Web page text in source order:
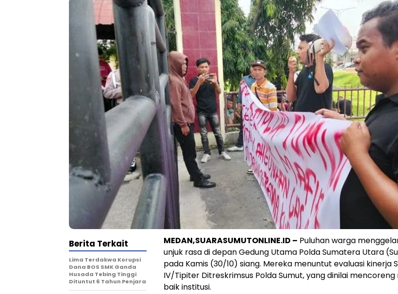
MEDAN,SUARASUMUTONLINE.ID – Puluhan warga
unjuk rasa di depan Gedung Utama Polda Sumatera Utara
pada Kamis (30/10) siang. Mereka menuntut evaluasi kinerja
IV/Tipiter Ditreskrimsus Polda Sumut, yang dinilai
baik institusi.
Berita Terkait
Lima Terdakwa Korupsi
Dana BOS SMK Ganda
Husada Tebing Tinggi
Dituntut 6 Tahun Penjara